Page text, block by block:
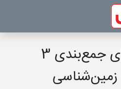
نمونه سوال دوره‌ای جمع‌بندی 3
زمین‌شناسی